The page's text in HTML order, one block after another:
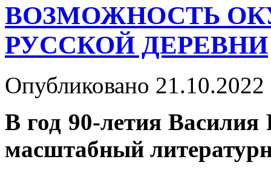
ВОЗМОЖНОСТЬ
РУССКОЙ ДЕРЕВНИ
Опубликовано
В год 90-летия
масштабный